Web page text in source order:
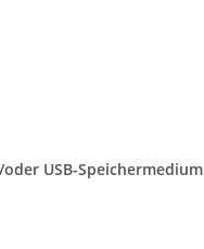
USB-Speichermedium